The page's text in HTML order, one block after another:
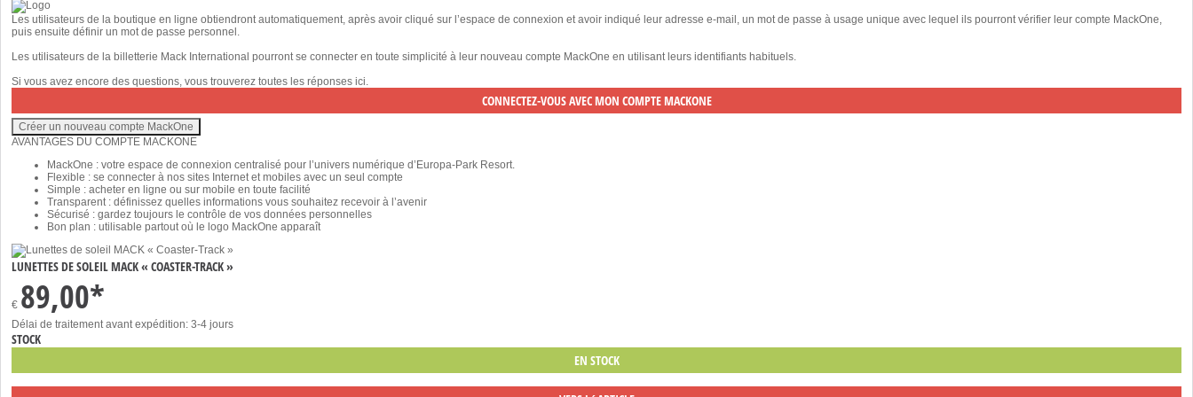
Les utilisateurs de la boutique en ligne obtiendront automatiquement, après avoir cliqué sur l’espace de connexion et avoir indiqué leur adresse e-mail, un mot de passe à usage unique avec lequel ils pourront vérifier leur compte MackOne,
puis ensuite définir un mot de passe personnel.
Les utilisateurs de la billetterie Mack International pourront se connecter en toute simplicité à leur nouveau compte MackOne en utilisant leurs identifiants habituels.
Si vous avez encore des questions, vous trouverez toutes les réponses ici
AVANTAGES DU COMPTE MACKONE
MackOne : votre espace de connexion centralisé pour l’univers numérique d’Europa-Park Resort.
Flexible : se connecter à nos sites Internet et mobiles avec un seul compte
Simple : acheter en ligne ou sur mobile en toute facilité
Transparent : définissez quelles informations vous souhaitez recevoir à l’avenir
Sécurisé : gardez toujours le contrôle de vos données personnelles
Bon plan : utilisable partout où le logo MackOne apparaît
LUNETTES DE SOLEIL MACK « COASTER-TRACK »
€ 89,00*
Délai de traitement avant expédition: 3-4 jours
STOCK
EN STOCK